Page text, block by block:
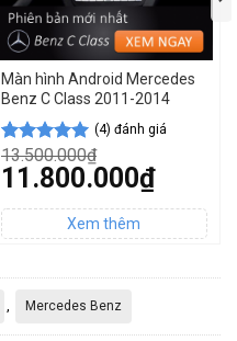
Màn hình Android Mercedes
Benz C Class 2011-2014
5.00trên 5
dựa trên
4
đánh giá
(4) đánh giá
13.500.000₫
Giá
gốc
13.500.000₫.
11.800.000₫
hiện
tại
là:
Mercedes Benz